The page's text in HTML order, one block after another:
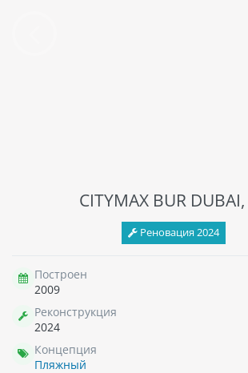
CITYMAX BUR
Реновация 2024
Построен
2009
Реконструкция
2024
Концепция
Пляжный